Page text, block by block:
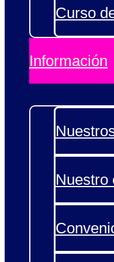
Curso
Información
Nuestro